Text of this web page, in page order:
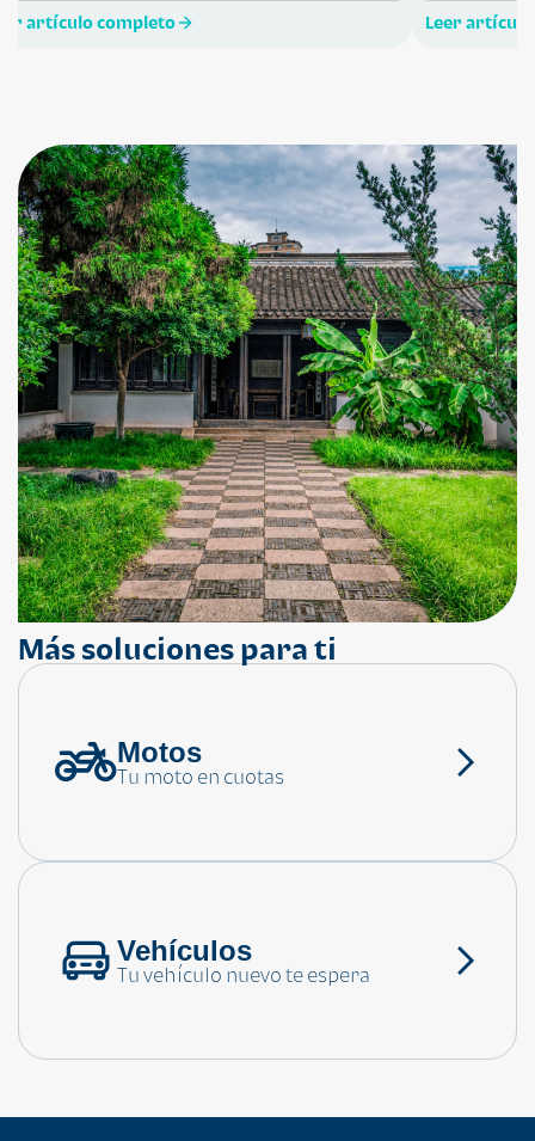
artículo completo Leer
¿Necesitas ayuda?
Más soluciones para ti
Motos
Tu moto en cuotas
Vehículos
Tu vehículo nuevo te espera